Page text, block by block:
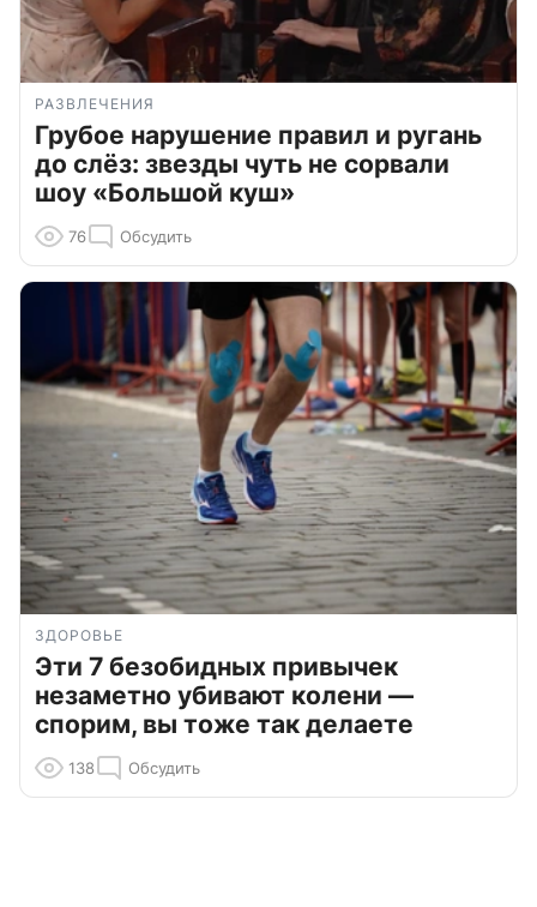
РАЗВЛЕЧЕНИЯ
Грубое нарушение правил и ругань
до слёз: звезды чуть не сорвали
шоу «Большой куш»
76 Обсудить
ЗДОРОВЬЕ
Эти 7 безобидных привычек
незаметно убивают колени —
спорим, вы тоже так делаете
138 Обсудить